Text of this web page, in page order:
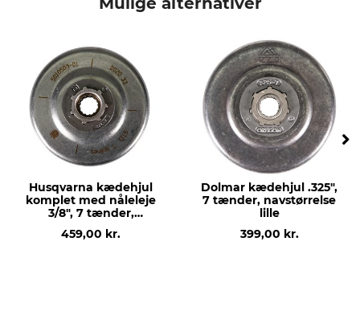
Stihl MSA 160
Stihl MSA 200
Stihl MSA 220
Stihl MSA 80
Nåleleje
produkttype
Stjerne/kædehjul
Kædehjulstype
produktion
Made in Germany
Producent-artikel-nr.
Antal tænder
Husqvarna kædehjul
komplet med nåleleje
3/8", 7 tænder,
navstørrelse standard
459,00 kr.
Dolmar kædehjul .325",
7 tænder, navstørrelse
lille
399,00 kr.